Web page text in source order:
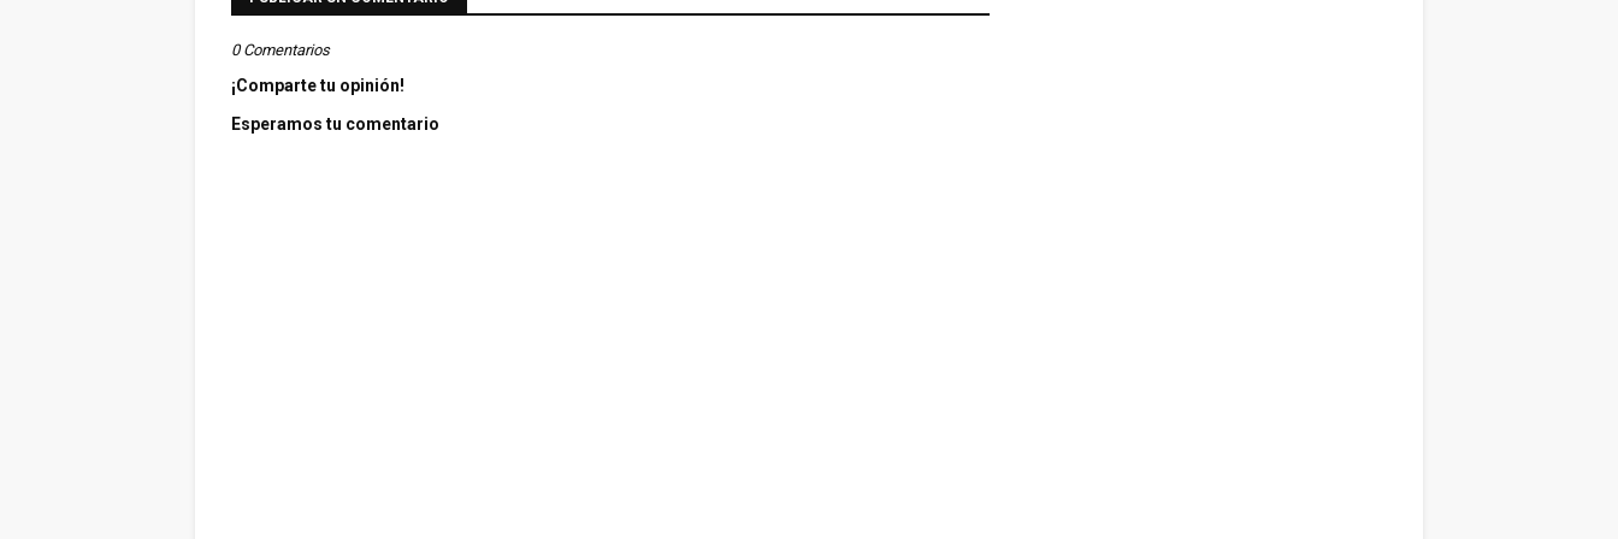
0 Comentarios
¡Comparte tu opinión!
Esperamos tu comentario